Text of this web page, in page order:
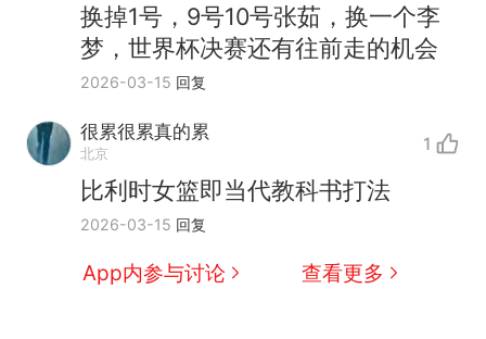
换掉1号，9号10号张茹，换一个李
梦，世界杯决赛还有往前走的机会
2026-03-15 回复
很累很累真的累
北京 1
比利时女篮即当代教科书打法
2026-03-15 回复
App内参与讨论 查看更多
热 那个在床头放菜刀的女孩，
因老师一句“跟我回家”改写了
人生制裁瓜子饺子，美国怕什
么？
费大厨“全国小炒肉大王”称
号，仅凭视频评出？中国烹饪
协会回应
男子上山采菌偶然发现鸡枞菌